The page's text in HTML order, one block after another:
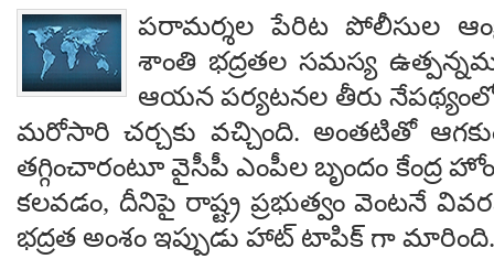
పరామర్శల పేరిట పోలీసుల
శాంతి భద్రతల సమస్య
ఆయన పర్యటనల తీరు నేపథ్యంలో
మరోసారి చర్చకు వచ్చింది. అంతటితో
తగ్గించారంటూ వైసీపీ ఎంపీల బృందం కేంద్ర
కలవడం, దీనిపై రాష్ట్ర ప్రభుత్వం వెంటనే
భద్రత అంశం ఇప్పుడు హాట్ టాపిక్ గా మారింది.